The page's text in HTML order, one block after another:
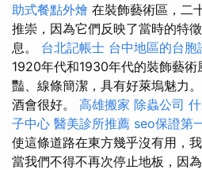
助式餐點外燴 在裝飾藝術區，二
推崇，因為它們反映了當時的特
息。 台北記帳士 台中地區的台胞
1920年代和1930年代的裝飾藝
豔、線條簡潔，具有好萊塢魅力
酒會很好。 高雄搬家 除蟲公司
子中心 醫美診所推薦 seo保證第
使這條道路在東方幾乎沒有用，
當我們不得不再次停止地板，因